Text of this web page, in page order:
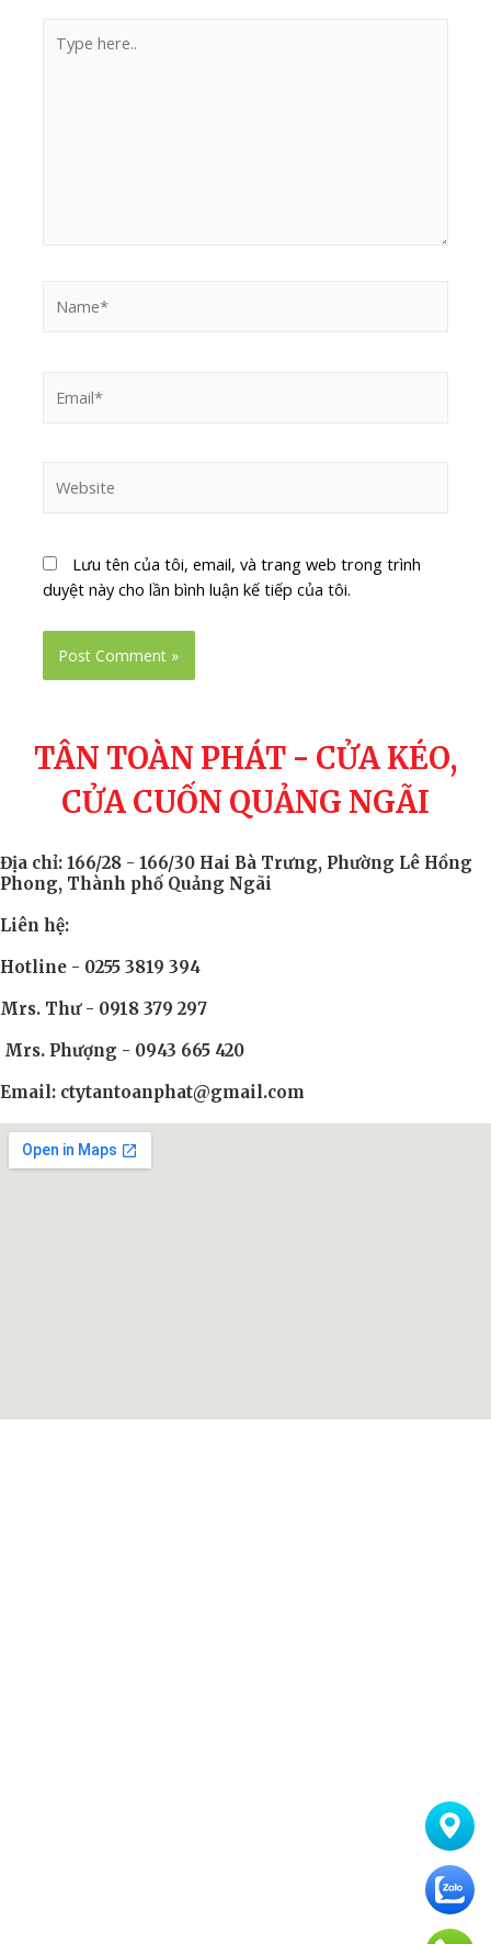
Lưu tên của tôi, email, và trang web trong trình
duyệt này cho lần bình luận kế tiếp của tôi.
TÂN TOÀN PHÁT - CỬA KÉO,
CỬA CUỐN QUẢNG NGÃI
Địa chỉ: 166/28 - 166/30 Hai Bà Trưng, Phường Lê Hồng
Phong, Thành phố Quảng Ngãi
Liên hệ:
Hotline - 0255 3819 394
Mrs. Thư - 0918 379 297
Mrs. Phượng - 0943 665 420
Email: ctytantoanphat@gmail.com